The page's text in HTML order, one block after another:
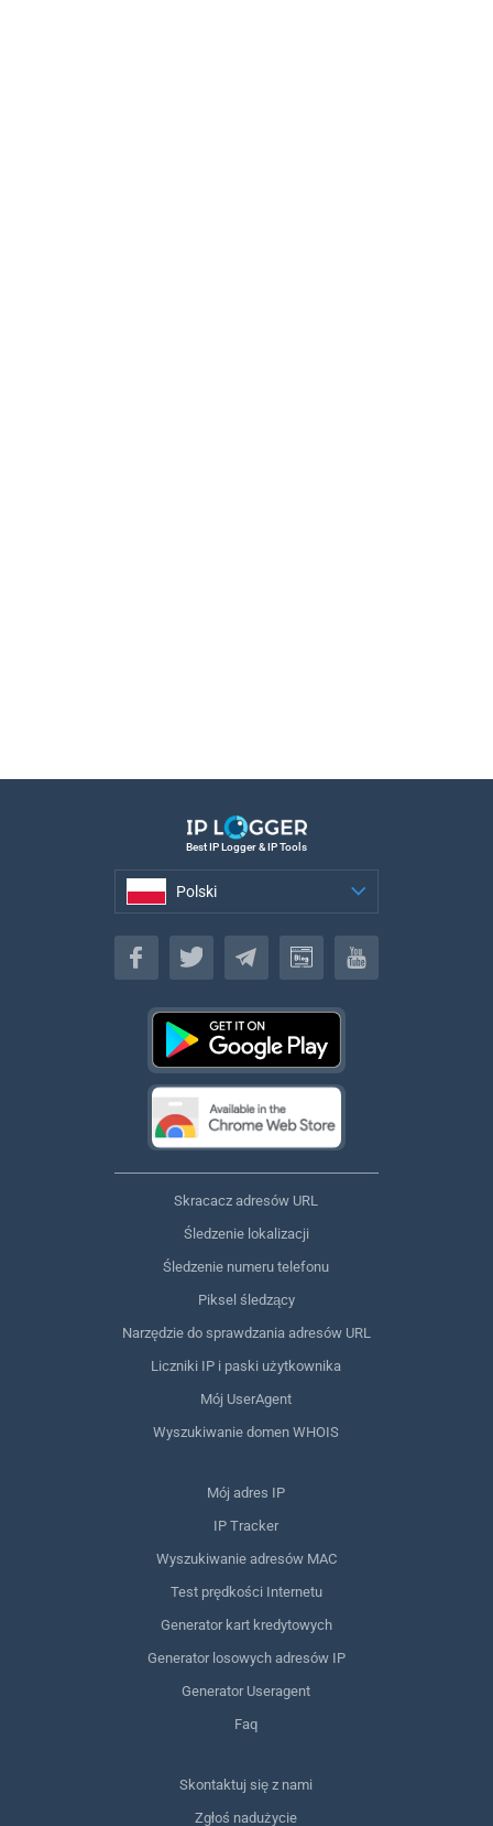
Best IP Logger & IP Tools
Polski
Polski
Skracacz adresów URL
Śledzenie lokalizacji
Śledzenie numeru telefonu
Piksel śledzący
Narzędzie do sprawdzania adresów URL
Liczniki IP i paski użytkownika
Mój UserAgent
Wyszukiwanie domen WHOIS
Mój adres IP
IP Tracker
Wyszukiwanie adresów MAC
Test prędkości Internetu
Generator kart kredytowych
Generator losowych adresów IP
Generator Useragent
Faq
Skontaktuj się z nami
Zgłoś nadużycie